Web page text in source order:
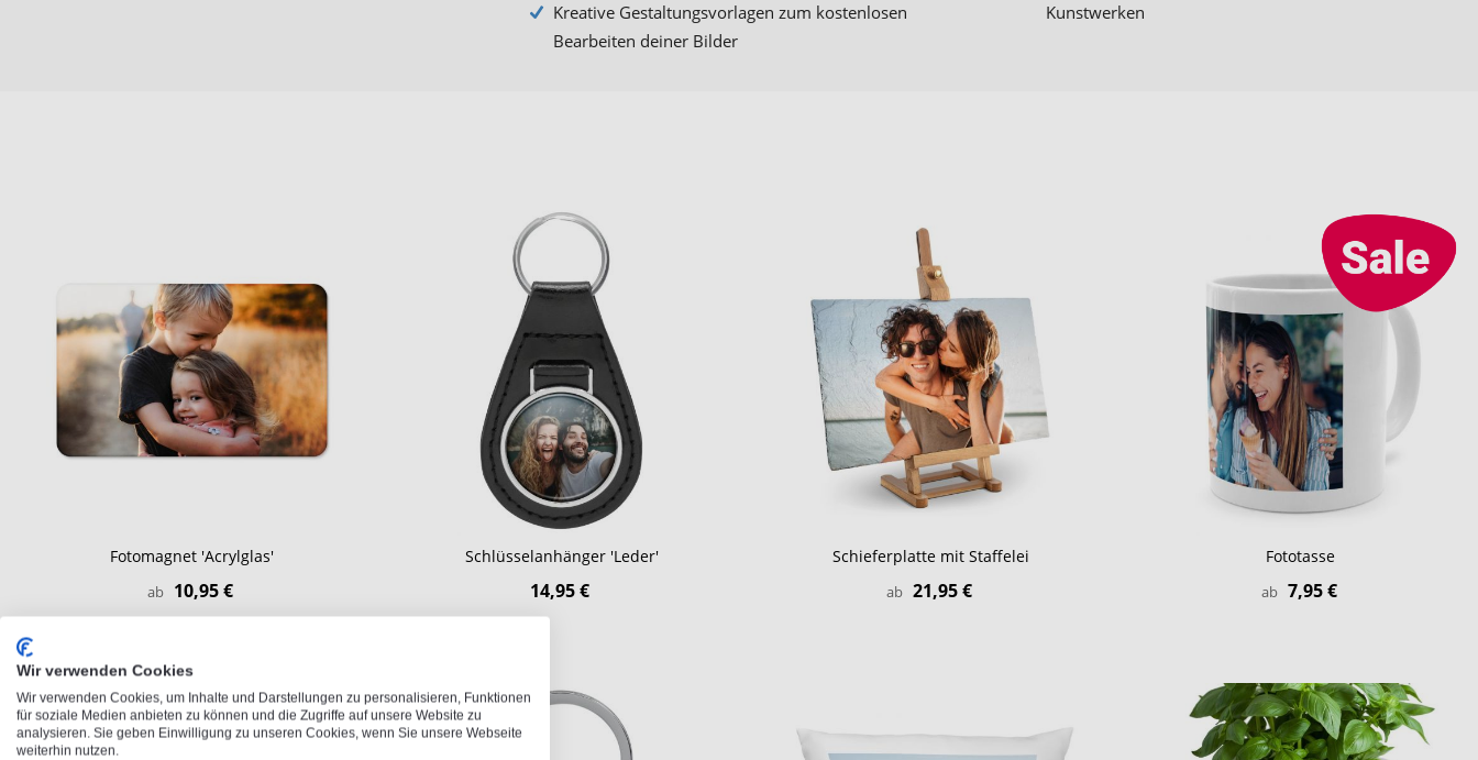
Kreative Gestaltungsvorlagen zum kostenlosen
Bearbeiten deiner Bilder
Kunstwerken
Fotomagnet 'Acrylglas'
ab 10,95 €
Schlüsselanhänger 'Leder'
14,95 €
Schieferplatte mit Staffelei
ab 21,95 €
Fototasse
ab 7,95 €
Wir verwenden Cookies
Wir verwenden Cookies, um Inhalte und Darstellungen zu personalisieren, Funktionen
für soziale Medien anbieten zu können und die Zugriffe auf unsere Website zu
analysieren. Sie geben Einwilligung zu unseren Cookies, wenn Sie unsere Webseite
weiterhin nutzen.